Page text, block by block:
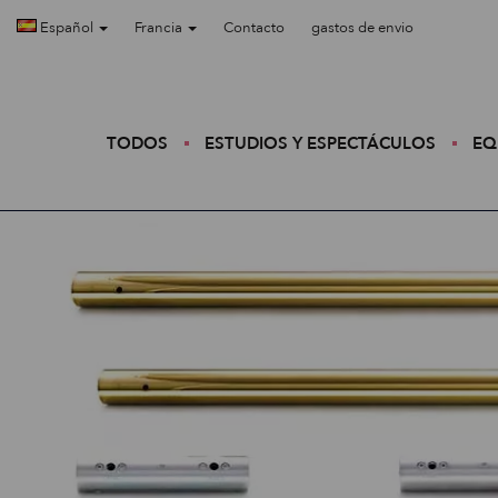
Español Francia Contacto gastos de envio
TODOS ESTUDIOS Y ESPECTÁCULOS